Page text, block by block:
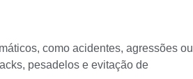
como acidentes, agressões ou
pesadelos e evitação de